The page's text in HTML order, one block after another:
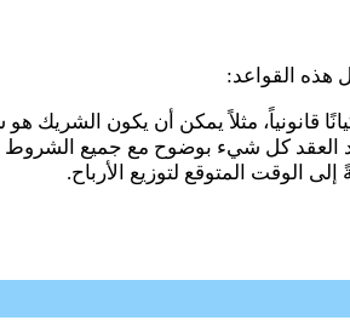
هذه القواعد:
مثلاً يمكن أن يكون الشريك
كل شيء بوضوح مع جميع الشروط
الوقت المتوقع لتوزيع الأرباح.